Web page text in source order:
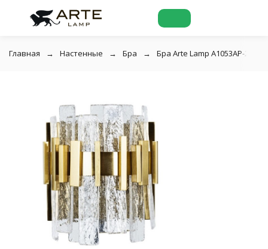
Главная Настенные Бра Бра Arte Lamp A1053AP-2PB